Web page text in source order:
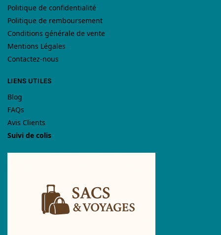
Politique de confidentialité
Politique de remboursement
Conditions générale de vente
Mentions Légales
Contactez-nous
LIENS UTILES
Blog
FAQs
Avis Clients
Suivi de colis